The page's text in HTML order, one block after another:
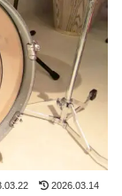
2026.03.14